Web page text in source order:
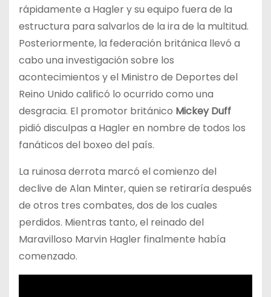
rápidamente a Hagler y su equipo fuera de la
estructura para salvarlos de la ira de la multitud.
Posteriormente, la federación británica llevó a
cabo una investigación sobre los
acontecimientos y el Ministro de Deportes del
Reino Unido calificó lo ocurrido como una
desgracia. El promotor británico Mickey Duff
pidió disculpas a Hagler en nombre de todos los
fanáticos del boxeo del país.
La ruinosa derrota marcó el comienzo del
declive de Alan Minter, quien se retiraría después
de otros tres combates, dos de los cuales
perdidos. Mientras tanto, el reinado del
Maravilloso Marvin Hagler finalmente había
comenzado.